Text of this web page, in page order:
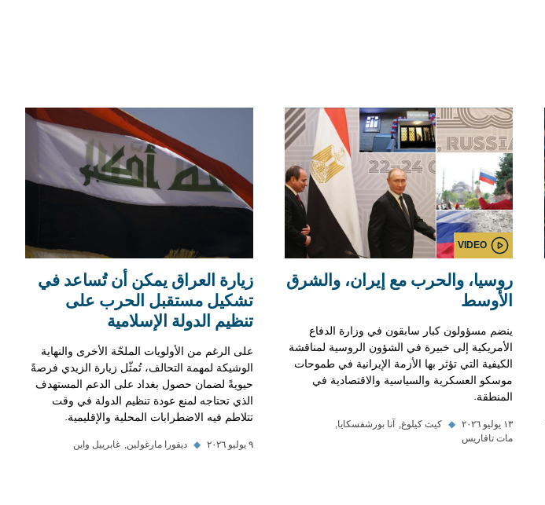
VIDEO
روسيا، والحرب مع إيران، والشرق
الأوسط
ينضم مسؤولون كبار سابقون في وزارة الدفاع
الأمريكية إلى خبيرة في الشؤون الروسية لمناقشة
الكيفية التي تؤثر بها الأزمة الإيرانية في طموحات
موسكو العسكرية والسياسية والاقتصادية في
المنطقة.
١٣ يوليو ٢٠٢٦ ◆ كيث كيلوغ آنا بورشفسكايا
مات تافاريس
زيارة العراق يمكن أن تُساعد في
تشكيل مستقبل الحرب على
تنظيم الدولة الإسلامية
على الرغم من الأولويات الملحّة الأخرى والنهاية
الوشيكة لمهمة التحالف، تُمثّل زيارة الزيدي فرصةً
حيويةً لضمان حصول بغداد على الدعم المستهدف
الذي تحتاجه لمنع عودة تنظيم الدولة في وقت
تتلاطم فيه الاضطرابات المحلية والإقليمية.
٩ يوليو ٢٠٢٦ ◆ ديفورا مارغولين غابرييل واين